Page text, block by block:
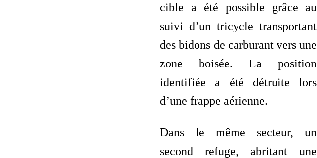
cible a été possible grâce au
suivi d’un tricycle transportant
des bidons de carburant vers une
zone boisée. La position
identifiée a été détruite lors
d’une frappe aérienne.
Dans le même secteur, un
second refuge, abritant une